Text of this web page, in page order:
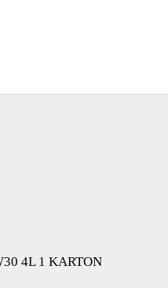
4L 1 KARTON